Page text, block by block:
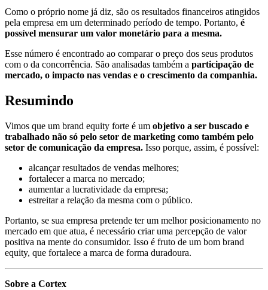
Como o próprio nome já diz, são os resultados financeiros atingidos
pela empresa em um determinado período de tempo. Portanto, é
possível mensurar um valor monetário para a mesma.
Esse número é encontrado ao comparar o preço dos seus produtos
com o da concorrência. São analisadas também a participação de
mercado, o impacto nas vendas e o crescimento da companhia.
Resumindo
Vimos que um brand equity forte é um objetivo a ser buscado e
trabalhado não só pelo setor de marketing como também pelo
setor de comunicação da empresa. Isso porque, assim, é possível:
alcançar resultados de vendas melhores;
fortalecer a marca no mercado;
aumentar a lucratividade da empresa;
estreitar a relação da mesma com o público.
Portanto, se sua empresa pretende ter um melhor posicionamento no
mercado em que atua, é necessário criar uma percepção de valor
positiva na mente do consumidor. Isso é fruto de um bom brand
equity, que fortalece a marca de forma duradoura.
Sobre a Cortex